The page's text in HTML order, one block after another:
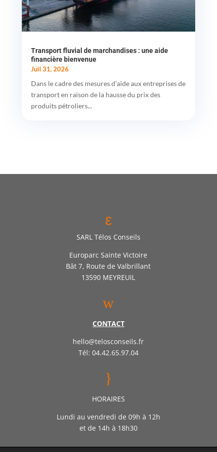
Transport fluvial de marchandises : une aide
financière bienvenue
Juil 31, 2026
Dans le cadre des mesures d'aide aux entreprises de
transport en raison de la hausse du prix des
produits pétroliers...
ε
SARL Télos Conseils
Europarc Sainte Victoire
Bât 7, Route de Valbrillant
13590 MEYREUIL
w
CONTACT
hello@telosconseils.fr
Tél: 04.42.65.97.04
}
HORAIRES
Lundi au vendredi de 09h à 12h
et de 14h à 18h30